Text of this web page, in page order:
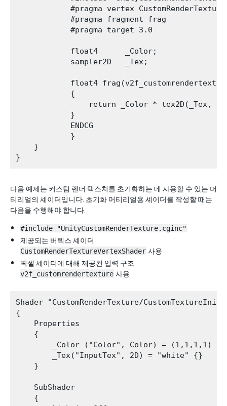
#pragma vertex
            #pragma fragment frag
            #pragma target 3.0
            float4      _Color;
            sampler2D   _Tex;
float4
            {
return _Color * tex2D(_Tex,
            }
            ENDCG
            }
    }
다음 예제는 커스텀 렌더 텍스처를 초기화하는 데 사용할 수 있는 머
티리얼의 셰이더입니다. 초기화 머티리얼용 셰이더를 작성할 때는
다음을 수행해야 합니다.
#include "UnityCustomRenderTexture.cginc"
제공되는 버텍스 셰이더
CustomRenderTextureVertexShader 사용
픽셀 셰이더에 대해 제공된 입력 구조
v2f_customrendertexture 사용
Shader "CustomRenderTexture/CustomTextureInit"
{
    Properties
    {
        _Color ("Color", Color) = (1,1,1,1)
        _Tex("InputTex", 2D) = "white" {}
    }
    SubShader
    {